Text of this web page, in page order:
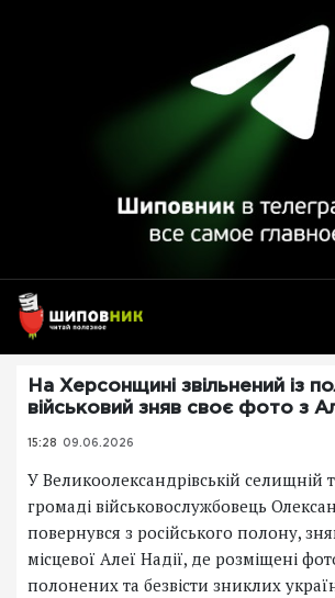
На Херсонщині звільнений із
військовий зняв своє фото з
15:28 09.06.2026
У Великоолександрівській селищній
громаді військовослужбовець
повернувся з російського полону,
місцевої Алеї Надії, де розміщені
полонених та безвісти зниклих